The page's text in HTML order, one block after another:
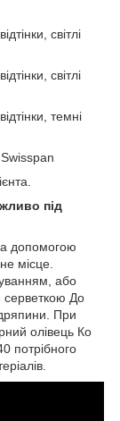
світлі
світлі
темні
Swisspan
під
допомогою
місце.
або
серветкою До
При
олівець Ко
потрібного